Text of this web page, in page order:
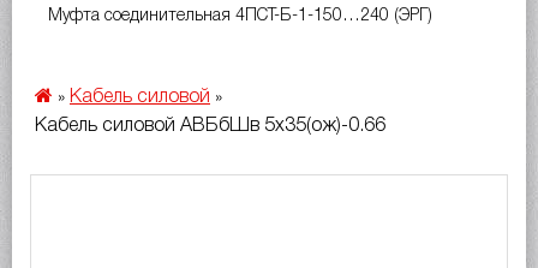
Муфта соединительная 4ПСТ-Б-1-150…240 (ЭРГ)
» Кабель силовой »
Кабель силовой АВБбШв 5х35(ож)-0.66